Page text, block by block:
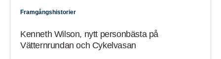
Framgångshistorier
Kenneth Wilson, nytt personbästa på
Vätternrundan och Cykelvasan